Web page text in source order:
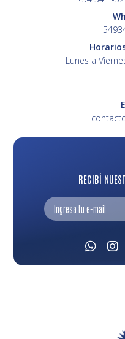
RECIBÍ
Lunes a